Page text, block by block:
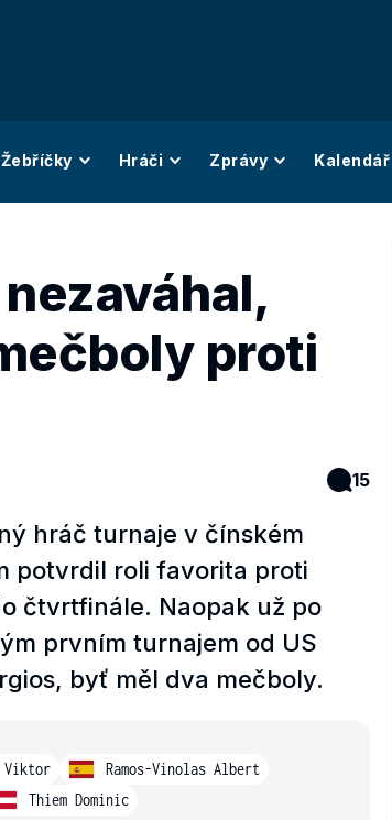
Žebříčky Hráči Zprávy
proti
15
hráč turnaje v čínském
potvrdil roli favorita proti
čtvrtfinále. Naopak už po
prvním turnajem od US
byť měl dva mečboly.
Ramos-Vinolas Albert
Thiem Dominic